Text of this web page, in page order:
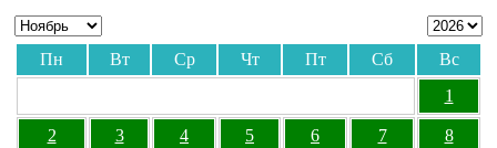
Пн Вт Ср Чт Пт Сб
Вс
1
2 3 4 5 6 7 8